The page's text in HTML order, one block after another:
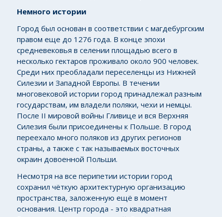
Немного истории
Город был основан в соответствии с магдебургским
правом еще до 1276 года. В конце эпохи
средневековья в селении площадью всего в
несколько гектаров проживало около 900 человек.
Среди них преобладали переселенцы из Нижней
Силезии и Западной Европы. В течении
многовековой истории город принадлежал разным
государствам, им владели поляки, чехи и немцы.
После II мировой войны Гливице и вся Верхняя
Силезия были присоединены к Польше. В город
переехало много поляков из других регионов
страны, а также с так называемых восточных
окраин довоенной Польши.
Несмотря на все перипетии истории город
сохранил чёткую архитектурную организацию
пространства, заложенную ещё в момент
основания. Центр города - это квадратная